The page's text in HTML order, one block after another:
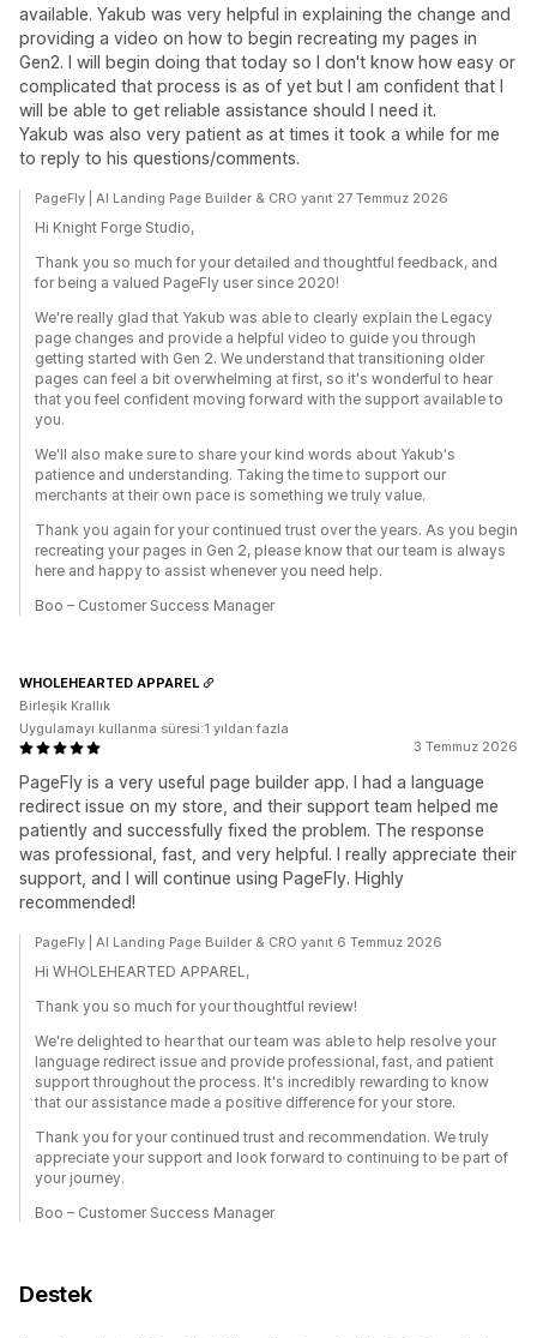
available. Yakub was very helpful in explaining the change and
providing a video on how to begin recreating my pages in
Gen2. I will begin doing that today so I don't know how easy or
complicated that process is as of yet but I am confident that I
will be able to get reliable assistance should I need it.
Yakub was also very patient as at times it took a while for me
to reply to his questions/comments.
PageFly | AI Landing Page Builder & CRO yanıt 27 Temmuz 2026
Hi Knight Forge Studio,
Thank you so much for your detailed and thoughtful feedback, and
for being a valued PageFly user since 2020!
We're really glad that Yakub was able to clearly explain the Legacy
page changes and provide a helpful video to guide you through
getting started with Gen 2. We understand that transitioning older
pages can feel a bit overwhelming at first, so it's wonderful to hear
that you feel confident moving forward with the support available to
you.
We'll also make sure to share your kind words about Yakub's
patience and understanding. Taking the time to support our
merchants at their own pace is something we truly value.
Thank you again for your continued trust over the years. As you begin
recreating your pages in Gen 2, please know that our team is always
here and happy to assist whenever you need help.
Boo – Customer Success Manager
3 Temmuz 2026
PageFly is a very useful page builder app. I had a language
redirect issue on my store, and their support team helped me
patiently and successfully fixed the problem. The response
was professional, fast, and very helpful. I really appreciate their
support, and I will continue using PageFly. Highly
recommended!
WHOLEHEARTED APPAREL
Birleşik Krallık
Uygulamayı kullanma süresi:1 yıldan fazla
PageFly | AI Landing Page Builder & CRO yanıt 6 Temmuz 2026
Hi WHOLEHEARTED APPAREL,
Thank you so much for your thoughtful review!
We're delighted to hear that our team was able to help resolve your
language redirect issue and provide professional, fast, and patient
support throughout the process. It's incredibly rewarding to know
that our assistance made a positive difference for your store.
Thank you for your continued trust and recommendation. We truly
appreciate your support and look forward to continuing to be part of
your journey.
Boo – Customer Success Manager
Destek